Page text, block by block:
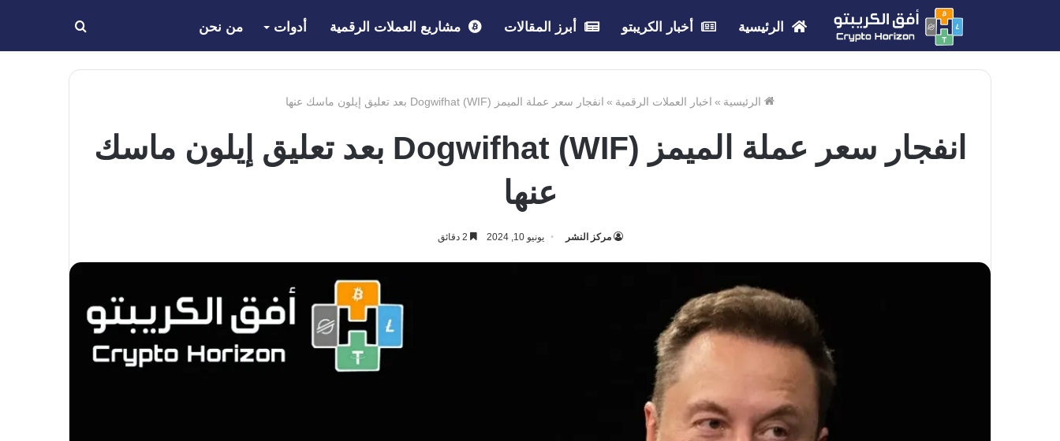
الرئيسية أخبار الكريبتو أبرز المقالات مشاريع العملات الرقمية أدوات من نحن بحث
عن
الرئيسية » اخبار العملات الرقمية » انفجار سعر عملة الميمز Dogwifhat (WIF) بعد تعليق إيلون ماسك عنها
انفجار سعر عملة الميمز Dogwifhat (WIF) بعد تعليق إيلون ماسك
عنها
مركز النشر يونيو 10, 2024